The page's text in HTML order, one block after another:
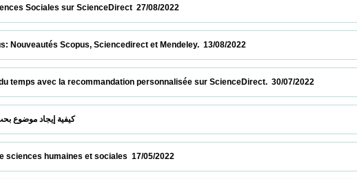
Sciences Sociales sur ScienceDirect  27/08/2022
Nouveautés Scopus, Sciencedirect et Mendeley.  13/08/2022
du temps avec la recommandation personnalisée sur ScienceDirect.  30/07/
كيفية إيجاد موضوع بحث أصلي وبقيمة مضافة   28/05/2022
de sciences humaines et sociales  17/05/2022